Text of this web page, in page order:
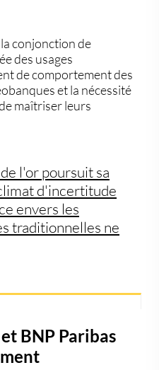
conjonction de
des usages
de comportement des
et la nécessité
maîtriser leurs
l'or poursuit sa
d'incertitude
envers les
traditionnelles ne
BNP Paribas